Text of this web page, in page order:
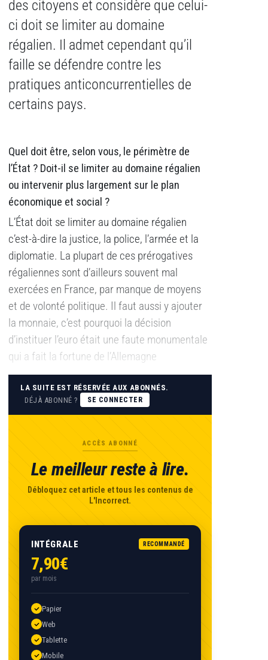
des citoyens et considère que celui-
ci doit se limiter au domaine
régalien. Il admet cependant qu’il
faille se défendre contre les
pratiques anticoncurrentielles de
certains pays.
Quel doit être, selon vous, le périmètre de
l’État ? Doit-il se limiter au domaine régalien
ou intervenir plus largement sur le plan
économique et social ?
L’État doit se limiter au domaine régalien
c’est-à-dire la justice, la police, l’armée et la
diplomatie. La plupart de ces prérogatives
régaliennes sont d’ailleurs souvent mal
exercées en France, par manque de moyens
et de volonté politique. Il faut aussi y ajouter
la monnaie, c’est pourquoi la décision
d’instituer l’euro était une faute monumentale
qui a fait la fortune de l’Allemagne
LA SUITE EST RÉSERVÉE AUX ABONNÉS.
DÉJÀ ABONNÉ ?
SE CONNECTER
ACCÈS ABONNÉ
Le meilleur reste à lire.
Débloquez cet article et tous les contenus de
L'Incorrect.
INTÉGRALE RECOMMANDÉ
7,90€
par mois
Papier
Web
Tablette
Mobile